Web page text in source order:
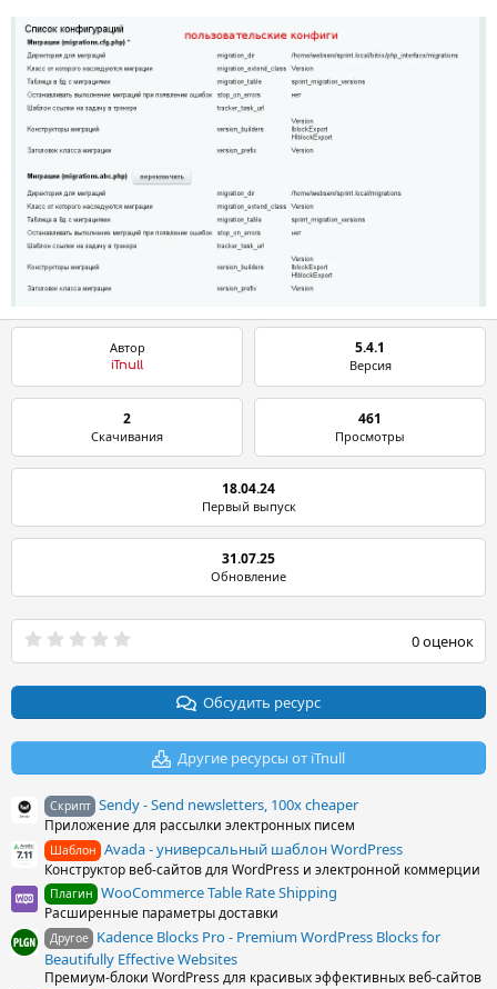
Автор
iTnull
5.4.1
Версия
2
Скачивания
461
Просмотры
18.04.24
Первый выпуск
31.07.25
Обновление
0
0
в
з
0 оценок
Обсудить ресурс
Другие ресурсы от iTnull
Скрипт Sendy - Send newsletters, 100x cheaper
Приложение для рассылки электронных писем
Шаблон Avada - универсальный шаблон WordPress
Конструктор веб-сайтов для WordPress и электронной коммерции
Плагин WooCommerce Table Rate Shipping
Расширенные параметры доставки
Другое Kadence Blocks Pro - Premium WordPress Blocks for
Beautifully Effective Websites
Премиум-блоки WordPress для красивых эффективных веб-сайтов